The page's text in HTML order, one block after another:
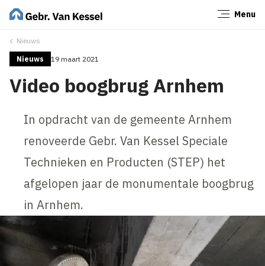
Menu
Nieuws
Nieuws 19 maart 2021
Video boogbrug Arnhem
In opdracht van de gemeente Arnhem
renoveerde Gebr. Van Kessel Speciale
Technieken en Producten (STEP) het
afgelopen jaar de monumentale boogbrug
in Arnhem.
Sluiten